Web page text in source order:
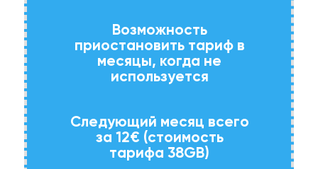
Возможность
приостановить тариф в
месяцы, когда не
используется
Следующий месяц всего
за 12€ (стоимость
тарифа 38GB)